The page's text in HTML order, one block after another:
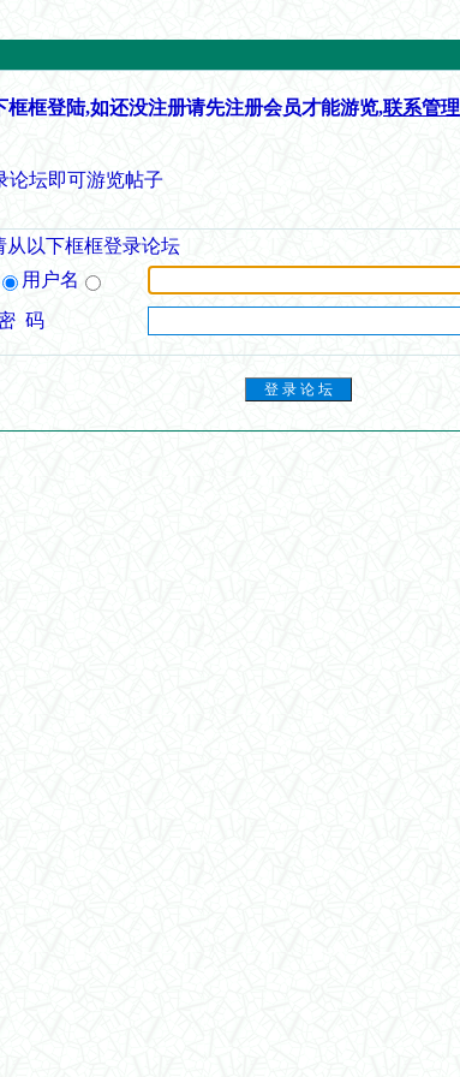
框登陆,如还没注册请先注册会员才能游览,联系管理
论坛即可游览帖子
从以下框框登录论坛
用户名
码